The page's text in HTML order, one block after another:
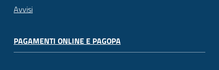
Avvisi
PAGAMENTI ONLINE E PAGOPA